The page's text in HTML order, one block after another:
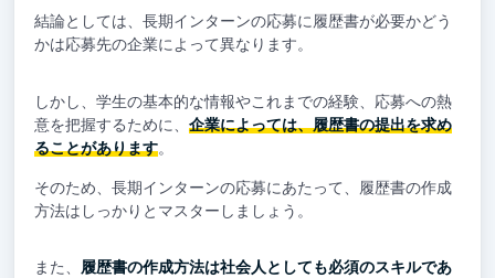
結論としては、長期インターンの応募に履歴書が必要かどう
かは応募先の企業によって異なります。
しかし、学生の基本的な情報やこれまでの経験、応募への熱
意を把握するために、 企業によっては、履歴書の提出を求め
ることがあります。
そのため、長期インターンの応募にあたって、履歴書の作成
方法はしっかりとマスターしましょう。
また、 履歴書の作成方法は社会人としても必須のスキルであ